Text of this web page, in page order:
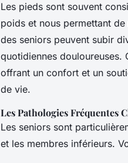
Les pieds sont souvent
poids et nous permettant
des seniors peuvent subir
quotidiennes douloureuses.
offrant un confort et un
de vie.
Les Pathologies Fréquentes
Les seniors sont
et les membres inférieurs.